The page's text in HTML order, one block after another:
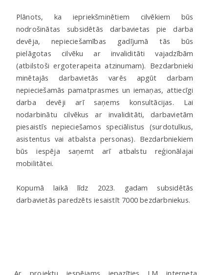
Plānots, ka iepriekšminētiem cilvēkiem būs
nodrošinātas subsidētās darbavietas pie darba
devēja, nepieciešamības gadījumā tās būs
pielāgotas cilvēku ar invaliditāti vajadzībām
(atbilstoši ergoterapeita atzinumam). Bezdarbnieki
minētajās darbavietās varēs apgūt darbam
nepieciešamās pamatprasmes un iemaņas, attiecīgi
darba devēji arī saņems konsultācijas. Lai
nodarbinātu cilvēkus ar invaliditāti, darbavietām
piesaistīs nepieciešamos speciālistus (surdotulkus,
asistentus vai atbalsta personas). Bezdarbniekiem
būs iespēja saņemt arī atbalstu reģionālajai
mobilitātei.
Kopumā laikā līdz 2023. gadam subsidētās
darbavietās paredzēts iesaistīt 7000 bezdarbniekus.
Ar projektu iespējams iepazīties LM interneta